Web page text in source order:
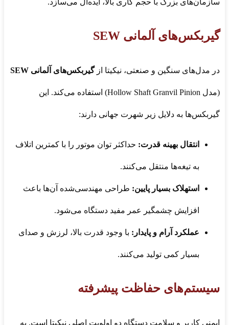
گیربکس‌های آلمانی SEW
در مدل‌های سنگین و صنعتی، نیکیتا ازگیربکس‌های آلمانی SEW
(مدل Hollow Shaft Granvil Pinion) استفاده می‌کند. این
گیربکس‌ها به دلایل زیر شهرت جهانی دارند:
انتقال بهینه قدرت: حداکثر توان موتور را با کمترین اتلاف
به تیغه‌ها منتقل می‌کنند.
استهلاک بسیار پایین: طراحی مهندسی‌شده آن‌ها باعث
افزایش چشمگیر عمر مفید دستگاه می‌شود.
عملکرد آرام و پایدار: با وجود قدرت بالا، لرزش و صدای
بسیار کمی تولید می‌کنند.
سیستم‌های حفاظت پیشرفته
ایمنی کاربر و سلامت دستگاه دو اولویت اصلی نیکیتا است. به